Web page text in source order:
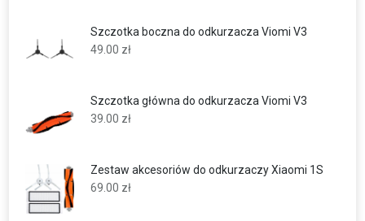
Szczotka boczna do odkurzacza Viomi V3
49.00 zł
Szczotka główna do odkurzacza Viomi V3
39.00 zł
Zestaw akcesoriów do odkurzaczy Xiaomi 1S
69.00 zł